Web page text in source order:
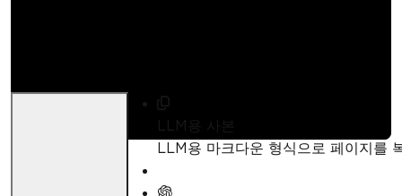
LLM용 사본
LLM용 마크다운 형식으로 페이지를